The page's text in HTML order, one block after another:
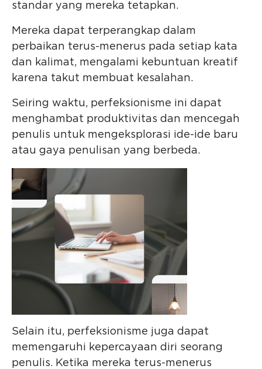
standar yang mereka tetapkan.
Mereka dapat terperangkap dalam
perbaikan terus-menerus pada setiap kata
dan kalimat, mengalami kebuntuan kreatif
karena takut membuat kesalahan.
Seiring waktu, perfeksionisme ini dapat
menghambat produktivitas dan mencegah
penulis untuk mengeksplorasi ide-ide baru
atau gaya penulisan yang berbeda.
Selain itu, perfeksionisme juga dapat
memengaruhi kepercayaan diri seorang
penulis. Ketika mereka terus-menerus